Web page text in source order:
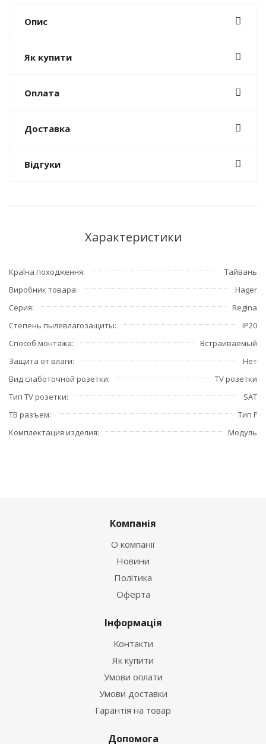
Опис
Як купити
Оплата
Доставка
Відгуки
Характеристики
Країна походження
Тайвань
Виробник товара
Hager
Серия
Regina
Степень пылевлагозащиты
IP20
Способ монтажа
Встраиваемый
Защита от влаги
Нет
Вид слаботочной розетки
TV розетки
Тип TV розетки
SAT
ТВ разъем
Тип F
Комплектация изделия
Модуль
Компанія
О компанії
Новини
Політика
Оферта
Інформація
Контакти
Як купити
Умови оплати
Умови доставки
Гарантія на товар
Допомога